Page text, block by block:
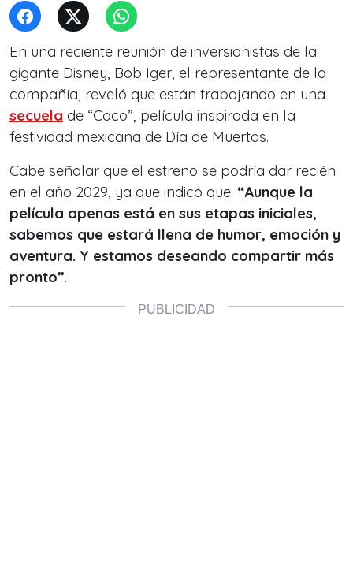
En una reciente reunión de inversionistas de la
gigante Disney, Bob Iger, el representante de la
compañía, reveló que están trabajando en una
secuela de “Coco”, película inspirada en la
festividad mexicana de Día de Muertos.
Cabe señalar que el estreno se podría dar recién
en el año 2029, ya que indicó que: “Aunque la
película apenas está en sus etapas iniciales,
sabemos que estará llena de humor, emoción y
aventura. Y estamos deseando compartir más
pronto”.